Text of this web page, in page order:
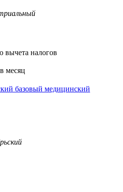
вычета налогов
месяц
базовый медицинский